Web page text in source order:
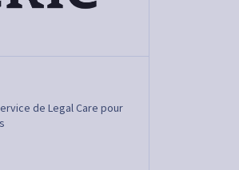
de Legal Care pour